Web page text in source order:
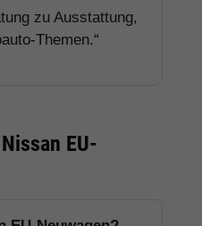
zu Ausstattung,
Themen.“
EU-